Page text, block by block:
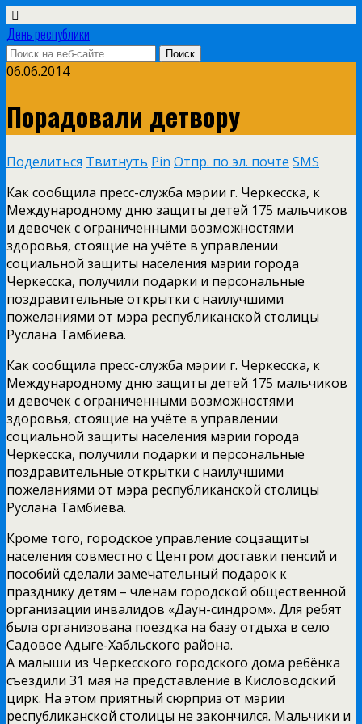
День республики
06.06.2014
Порадовали детвору
Поделиться Твитнуть Pin Отпр. по эл. почте SMS
Как сообщила пресс-служба мэрии г. Черкесска, к
Международному дню защиты детей 175 мальчиков
и девочек с ограниченными возможностями
здоровья, стоящие на учёте в управлении
социальной защиты населения мэрии города
Черкесска, получили подарки и персональные
поздравительные открытки с наилучшими
пожеланиями от мэра республиканской столицы
Руслана Тамбиева.
Как сообщила пресс-служба мэрии г. Черкесска, к
Международному дню защиты детей 175 мальчиков
и девочек с ограниченными возможностями
здоровья, стоящие на учёте в управлении
социальной защиты населения мэрии города
Черкесска, получили подарки и персональные
поздравительные открытки с наилучшими
пожеланиями от мэра республиканской столицы
Руслана Тамбиева.
Кроме того, городское управление соцзащиты
населения совместно с Центром доставки пенсий и
пособий сделали замечательный подарок к
празднику детям – членам городской общественной
организации инвалидов «Даун-синдром». Для ребят
была организована поездка на базу отдыха в село
Садовое Адыге-Хабльского района.
А малыши из Черкесского городского дома ребёнка
съездили 31 мая на представление в Кисловодский
цирк. На этом приятный сюрприз от мэрии
республиканской столицы не закончился. Мальчики и